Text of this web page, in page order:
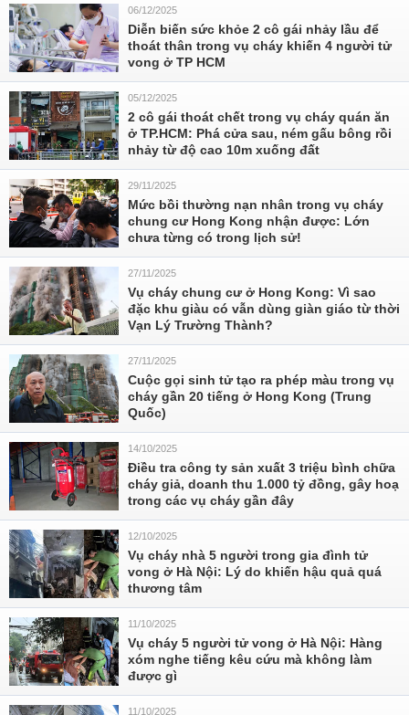
06/12/2025
Diễn biến sức khỏe 2 cô gái nhảy lầu để
thoát thân trong vụ cháy khiến 4 người tử
vong ở TP HCM
05/12/2025
2 cô gái thoát chết trong vụ cháy quán ăn
ở TP.HCM: Phá cửa sau, ném gấu bông rồi
nhảy từ độ cao 10m xuống đất
29/11/2025
Mức bồi thường nạn nhân trong vụ cháy
chung cư Hong Kong nhận được: Lớn
chưa từng có trong lịch sử!
27/11/2025
Vụ cháy chung cư ở Hong Kong: Vì sao
đặc khu giàu có vẫn dùng giàn giáo từ thời
Vạn Lý Trường Thành?
27/11/2025
Cuộc gọi sinh tử tạo ra phép màu trong vụ
cháy gần 20 tiếng ở Hong Kong (Trung
Quốc)
14/10/2025
Điều tra công ty sản xuất 3 triệu bình chữa
cháy giả, doanh thu 1.000 tỷ đồng, gây hoạ
trong các vụ cháy gần đây
12/10/2025
Vụ cháy nhà 5 người trong gia đình tử
vong ở Hà Nội: Lý do khiến hậu quả quá
thương tâm
11/10/2025
Vụ cháy 5 người tử vong ở Hà Nội: Hàng
xóm nghe tiếng kêu cứu mà không làm
được gì
11/10/2025